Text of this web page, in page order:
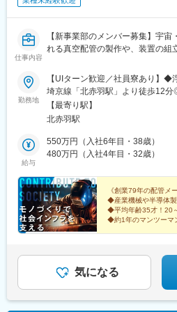
仕事内容
【新事業部のメンバー募集】宇
れる真空配管の製作や、装置の組
勤務地
【UIターン歓迎／社員寮あり】
埼京線「北赤羽駅」より徒歩12
OK━━━━━東京での新生活を
（独身寮の場合、個人負担1万円
で応援します。
【最寄り駅】
北赤羽駅
給与
550万円（入社6年目・38歳）
480万円（入社4年目・32歳）
《創業79年の配管メ
◆産業機械や半導体
◆平均年齢35才！20
◆約1年のマンツーマ
気になる